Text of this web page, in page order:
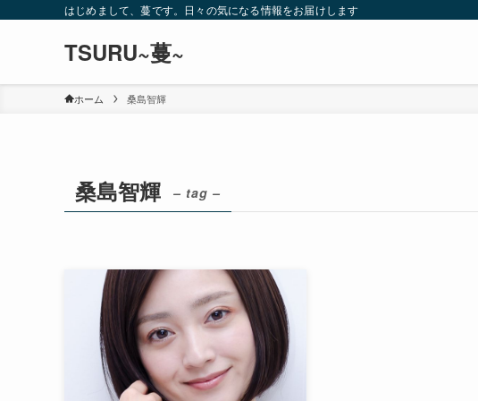
はじめまして、蔓です。日々の気になる情報をお届けします
TSURU~蔓~
ホーム 桑島智輝
桑島智輝 – tag –